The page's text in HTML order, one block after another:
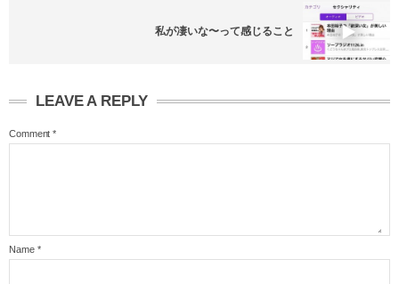
私が凄いな〜って感じること
LEAVE A REPLY
Comment *
Name *